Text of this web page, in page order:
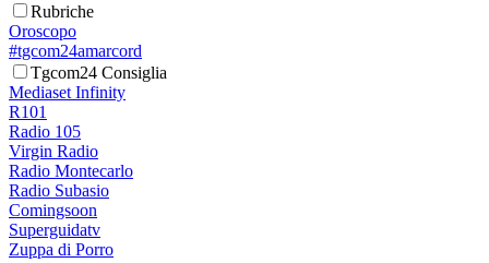
Rubriche
Oroscopo
#tgcom24amarcord
Tgcom24 Consiglia
Mediaset Infinity
R101
Radio 105
Virgin Radio
Radio Montecarlo
Radio Subasio
Comingsoon
Superguidatv
Zuppa di Porro